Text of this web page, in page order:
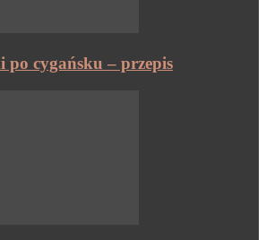
po cygańsku – przepis